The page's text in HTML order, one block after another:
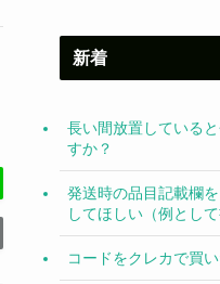
新着
長い間放置している
すか？
発送時の品目記載欄
してほしい（例として
コードをクレカで買